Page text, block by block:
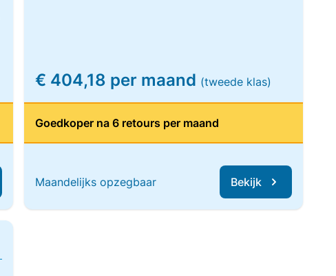
€ 404,18 per maand (tweede klas)
Goedkoper na 6 retours per maand
Maandelijks opzegbaar Bekijk